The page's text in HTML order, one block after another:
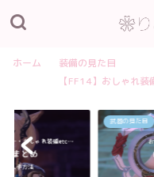
ホーム
装備の見た目
【FF14】おしゃれ
武器の見た目